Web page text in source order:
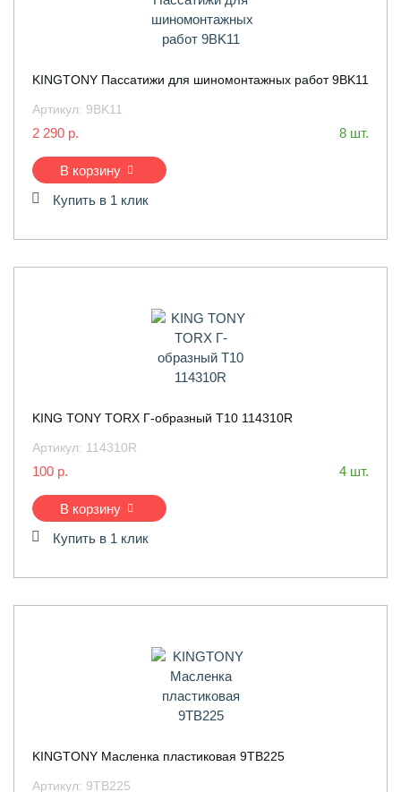
KINGTONY Пассатижи для шиномонтажных работ 9BK11
Артикул: 9BK11
2 290 р. 8 шт.
В корзину
Купить в 1 клик
KING TONY TORX Г-образный T10 114310R
Артикул: 114310R
100 р. 4 шт.
В корзину
Купить в 1 клик
KINGTONY Масленка пластиковая 9TB225
Артикул: 9TB225